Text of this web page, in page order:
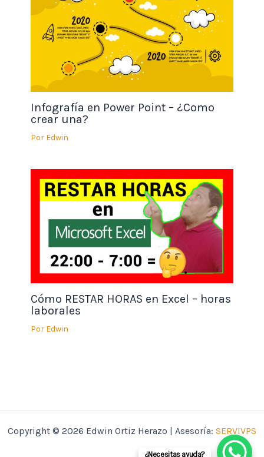
Infografía en Power Point – ¿Como
crear una?
Por Edwin
Cómo RESTAR HORAS en Excel – horas
laborales
Por Edwin
Copyright © 2026 Edwin Ortiz Herazo | Asesoría: SERVIVPS
¿Necesitas ayuda?